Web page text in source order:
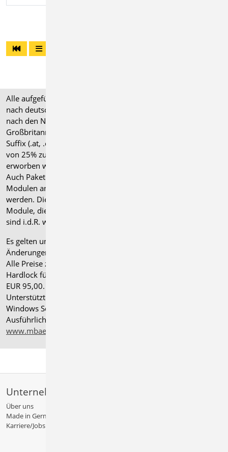
Alle aufgeführten Preise verstehen sich für Module/Pakete
nach deutschen Normgrundlagen (".de"). Module, die auch
nach den Normen für Österreich, Schweiz, Italien und
Großbritannien verfügbar sind, tragen ein entsprechendes
Suffix (.at, .ch, .it bzw. .uk) und können gegen einen Aufpreis
von 25% zusammen mit dem jeweiligen ".de"-Modul
erworben werden.
Auch Pakete können gegen einen Aufpreis von 25% mit
Modulen anderer Normen (.at, .ch, .it bzw. .uk) erweitert
werden. Die Paketerweiterung umfasst alle entsprechenden
Module, die zum Zeitpunkt des Kaufs verfügbar sind. Das
sind i.d.R. weniger Module als nach deutscher Norm.
Es gelten unsere
Änderungen und Irrtümer vorbehalten.
Alle Preise zzgl. Versandkosten und gesetzlicher MwSt.
Hardlock für Einzelplatzlizenz, je Arbeitsplatz erforderlich
EUR 95,00. Folgelizenz-/Netzwerkbedingungen auf Anfrage.
Unterstützte Betriebssysteme: Windows
Windows Server 2025 mit Windows Terminal Server.
Ausführliche Informationen auf
www.mbaec.de/service/systemvoraussetzungen
Unternehmen
Über uns
Made in Germany
Karriere/Jobs